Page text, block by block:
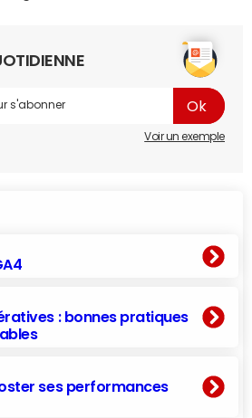
Voir un exemple
: bonnes pratiques
ses performances